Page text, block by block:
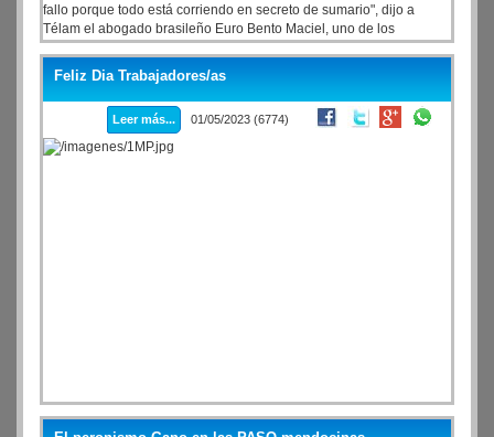
fallo porque todo está corriendo en secreto de sumario", dijo a
Télam el abogado brasileño Euro Bento Maciel, uno de los
defensores del actor.
Feliz Dia Trabajadores/as
Leer más... 01/05/2023 (6774)